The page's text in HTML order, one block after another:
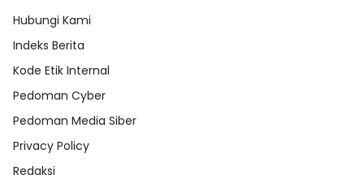
Hubungi Kami
Indeks Berita
Kode Etik Internal
Pedoman Cyber
Pedoman Media Siber
Privacy Policy
Redaksi